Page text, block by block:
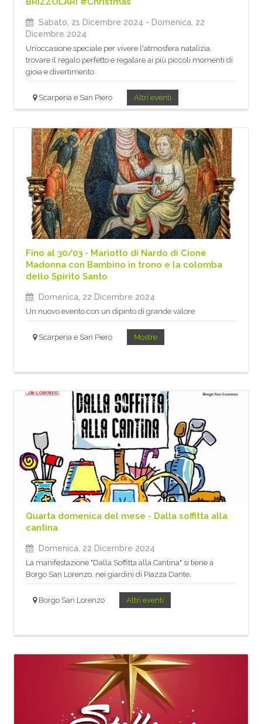
Sabato, 21 Dicembre 2024 - Domenica, 22
Dicembre 2024
Un’occasione speciale per vivere l'atmosfera natalizia,
trovare il regalo perfetto e regalare ai più piccoli momenti di
gioia e divertimento
Scarperia e San Piero Altri eventi
Fino al 30/03 - Mariotto di Nardo di Cione
Madonna con Bambino in trono e la colomba
dello Spirito Santo
Domenica, 22 Dicembre 2024
Un nuovo evento con un dipinto di grande valore
Scarperia e San Piero Mostre
Quarta domenica del mese - Dalla soffitta alla
cantina
Domenica, 22 Dicembre 2024
La manifestazione "Dalla Soffitta alla Cantina" si tiene a
Borgo San Lorenzo, nei giardini di Piazza Dante.
Borgo San Lorenzo Altri eventi